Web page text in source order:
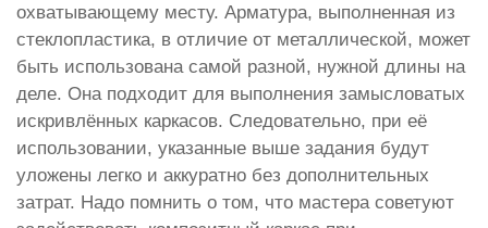
охватывающему месту. Арматура, выполненная из
стеклопластика, в отличие от металлической, может
быть использована самой разной, нужной длины на
деле. Она подходит для выполнения замысловатых
искривлённых каркасов. Следовательно, при её
использовании, указанные выше задания будут
уложены легко и аккуратно без дополнительных
затрат. Надо помнить о том, что мастера советуют